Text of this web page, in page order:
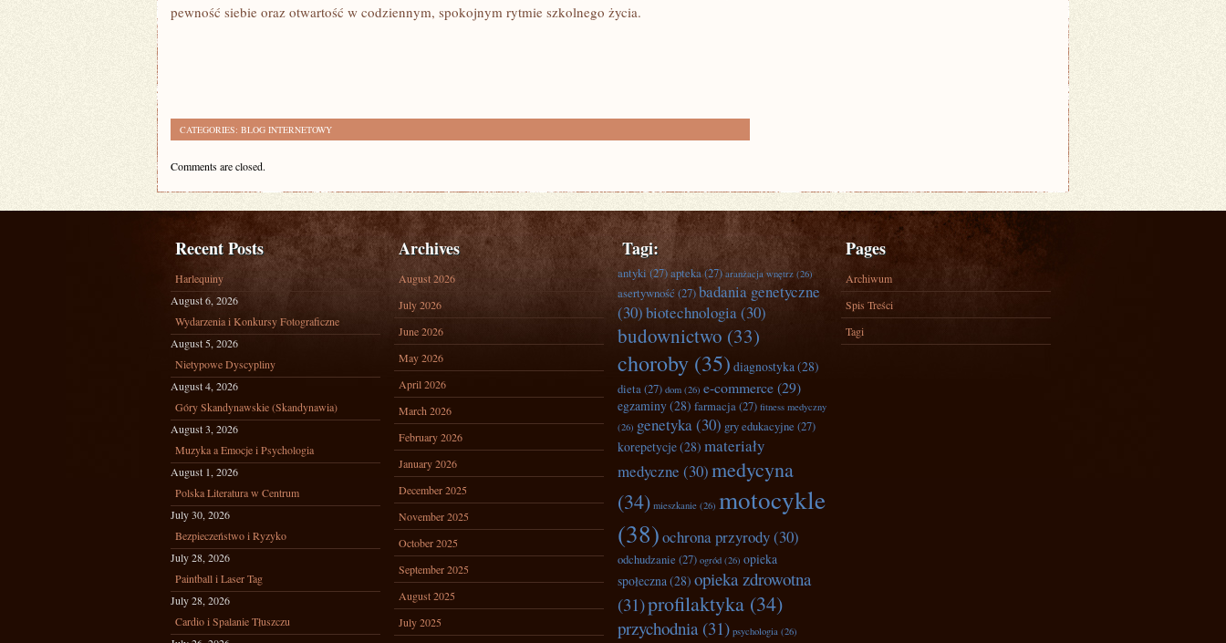
pewność siebie oraz otwartość w codziennym, spokojnym rytmie szkolnego życia.
CATEGORIES: BLOG INTERNETOWY
Comments are closed.
Recent Posts
Harlequiny
August 6, 2026
Wydarzenia i Konkursy Fotograficzne
August 5, 2026
Nietypowe Dyscypliny
August 4, 2026
Góry Skandynawskie (Skandynawia)
August 3, 2026
Muzyka a Emocje i Psychologia
August 1, 2026
Polska Literatura w Centrum
July 30, 2026
Bezpieczeństwo i Ryzyko
July 28, 2026
Paintball i Laser Tag
July 28, 2026
Cardio i Spalanie Tłuszczu
Archives
August 2026
July 2026
June 2026
May 2026
April 2026
March 2026
February 2026
January 2026
December 2025
November 2025
October 2025
September 2025
August 2025
July 2025
Tagi:
antyki(27)apteka(27) aranżacja wnętrz (26)
asertywność (27)badania genetyczne
(30)biotechnologia(30)
budownictwo (33)
choroby (35) diagnostyka(28)
dieta(27) dom (26) e-commerce(29)
egzaminy(28) farmacja(27) fitness medyczny
(26) genetyka(30) gry edukacyjne (27)
korepetycje(28) materiały
medyczne (30)medycyna
(34) mieszkanie (26) motocykle
(38)ochrona przyrody(30)
odchudzanie (27) ogród (26) opieka
społeczna(28) opieka zdrowotna
(31)profilaktyka (34)
przychodnia(31) psychologia (26)
Pages
Archiwum
Spis Treści
Tagi